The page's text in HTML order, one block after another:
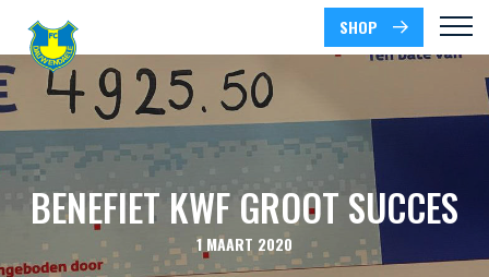
SHOP
BENEFIET KWF GROOT SUCCES
1 MAART 2020